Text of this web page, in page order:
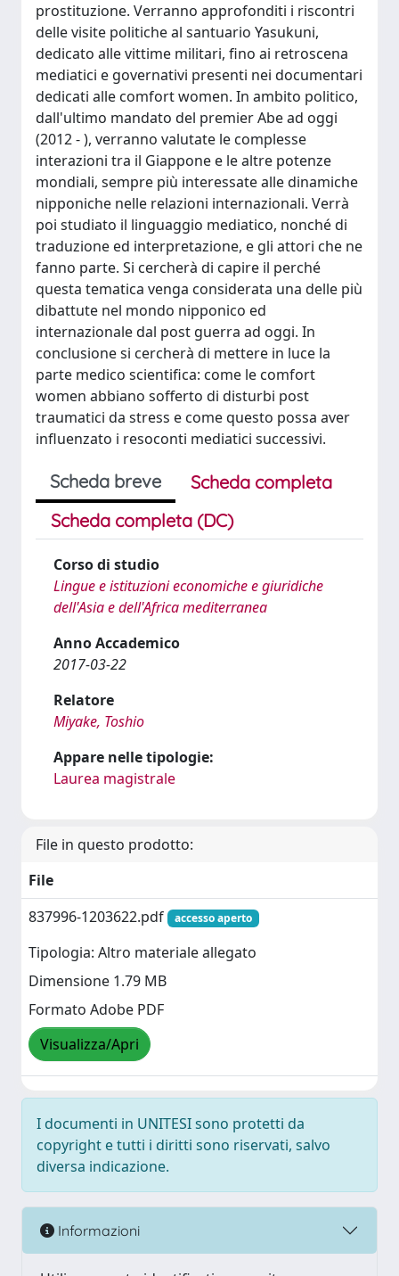
prostituzione. Verranno approfonditi i riscontri
delle visite politiche al santuario Yasukuni,
dedicato alle vittime militari, fino ai retroscena
mediatici e governativi presenti nei documentari
dedicati alle comfort women. In ambito politico,
dall'ultimo mandato del premier Abe ad oggi
(2012 - ), verranno valutate le complesse
interazioni tra il Giappone e le altre potenze
mondiali, sempre più interessate alle dinamiche
nipponiche nelle relazioni internazionali. Verrà
poi studiato il linguaggio mediatico, nonché di
traduzione ed interpretazione, e gli attori che ne
fanno parte. Si cercherà di capire il perché
questa tematica venga considerata una delle più
dibattute nel mondo nipponico ed
internazionale dal post guerra ad oggi. In
conclusione si cercherà di mettere in luce la
parte medico scientifica: come le comfort
women abbiano sofferto di disturbi post
traumatici da stress e come questo possa aver
influenzato i resoconti mediatici successivi.
Scheda breve
Scheda completa
Scheda completa (DC)
Corso di studio
Lingue e istituzioni economiche e giuridiche
dell'Asia e dell'Africa mediterranea
Anno Accademico
2017-03-22
Relatore
Miyake, Toshio
Appare nelle tipologie:
Laurea magistrale
File in questo prodotto:
File
837996-1203622.pdf
accesso aperto
Tipologia: Altro materiale allegato
Dimensione 1.79 MB
Formato Adobe PDF
Visualizza/Apri
I documenti in UNITESI sono protetti da
copyright e tutti i diritti sono riservati, salvo
diversa indicazione.
Informazioni